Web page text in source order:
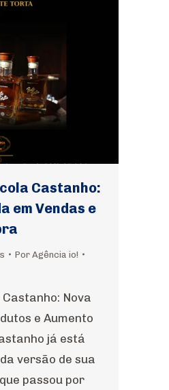
Castanho:
em Vendas e
Por Agência io!
Nova
e Aumento
já está
versão de sua
passou por